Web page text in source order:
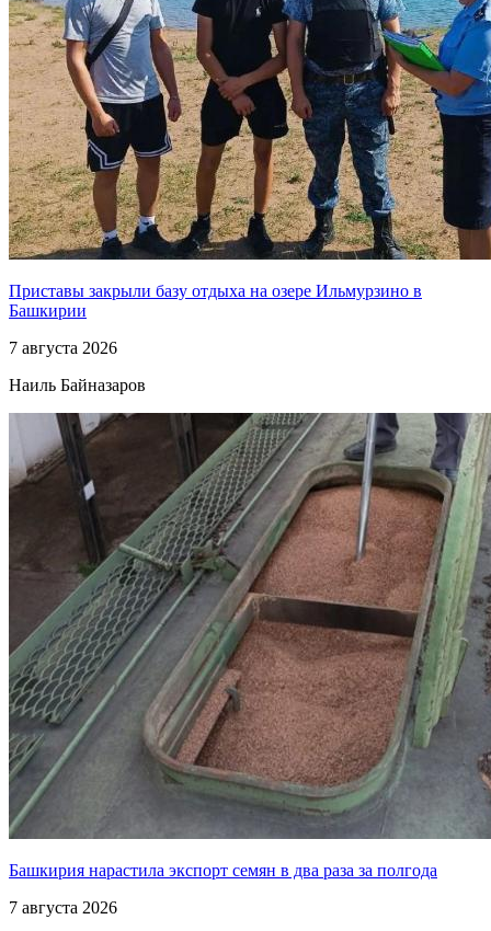
Приставы закрыли базу отдыха на озере Ильмурзино в
Башкирии
7 августа 2026
Наиль Байназаров
Башкирия нарастила экспорт семян в два раза за полгода
7 августа 2026